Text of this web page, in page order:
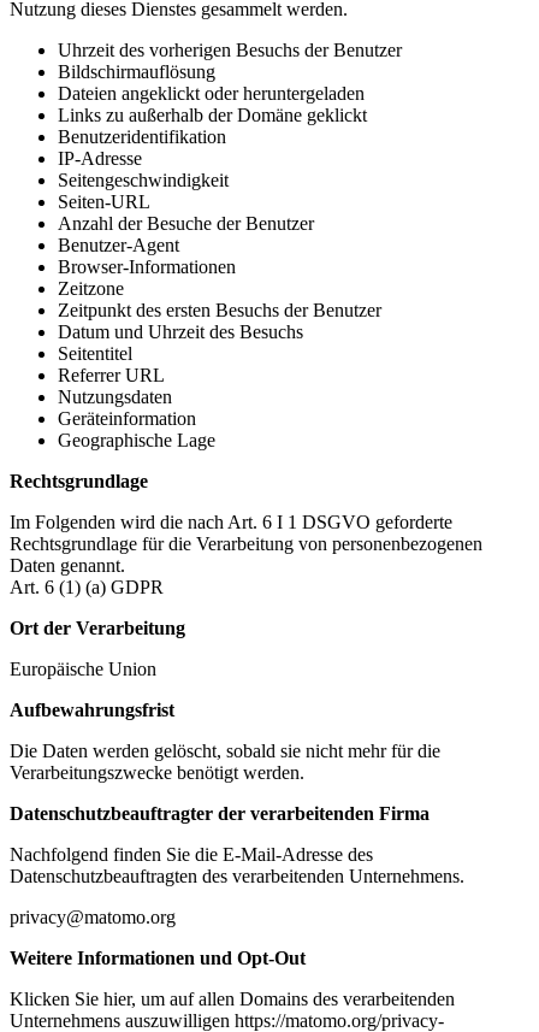
Nutzung dieses Dienstes gesammelt werden.
Uhrzeit des vorherigen Besuchs der Benutzer
Bildschirmauflösung
Dateien angeklickt oder heruntergeladen
Links zu außerhalb der Domäne geklickt
Benutzeridentifikation
IP-Adresse
Seitengeschwindigkeit
Seiten-URL
Anzahl der Besuche der Benutzer
Benutzer-Agent
Browser-Informationen
Zeitzone
Zeitpunkt des ersten Besuchs der Benutzer
Datum und Uhrzeit des Besuchs
Seitentitel
Referrer URL
Nutzungsdaten
Geräteinformation
Geographische Lage
Rechtsgrundlage
Im Folgenden wird die nach Art. 6 I 1 DSGVO geforderte
Rechtsgrundlage für die Verarbeitung von personenbezogenen
Daten genannt.
Art. 6 (1) (a) GDPR
Ort der Verarbeitung
Europäische Union
Aufbewahrungsfrist
Die Daten werden gelöscht, sobald sie nicht mehr für die
Verarbeitungszwecke benötigt werden.
Datenschutzbeauftragter der verarbeitenden Firma
Nachfolgend finden Sie die E-Mail-Adresse des
Datenschutzbeauftragten des verarbeitenden Unternehmens.
privacy@matomo.org
Weitere Informationen und Opt-Out
Klicken Sie hier, um auf allen Domains des verarbeitenden
Unternehmens auszuwilligen https://matomo.org/privacy-